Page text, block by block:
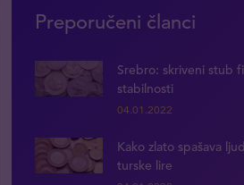
Preporučeni članci
Srebro: skriveni stub
stabilnosti
04.01.2022
Kako zlato spašava
turske lire